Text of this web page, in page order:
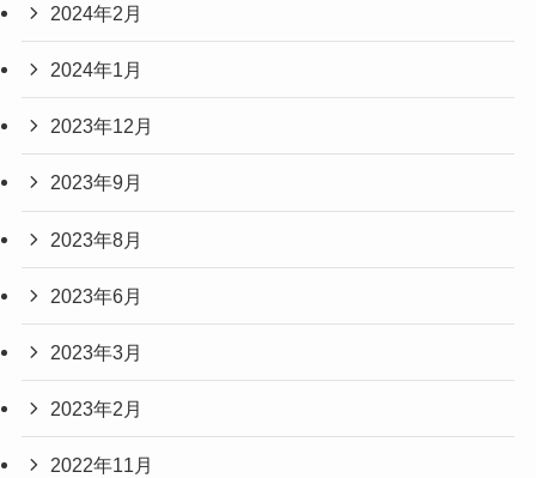
2024年2月
2024年1月
2023年12月
2023年9月
2023年8月
2023年6月
2023年3月
2023年2月
2022年11月